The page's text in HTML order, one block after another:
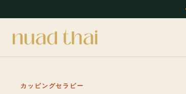
カッピングセラピー